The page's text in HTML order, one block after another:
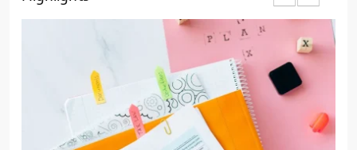
Ce au în comun toate renovările
reușite? Un singur detaliu pe care
puțini îl anticipează
ACTUALITATE
De ce apare senzația de greață
după mese și cum o prevenim?